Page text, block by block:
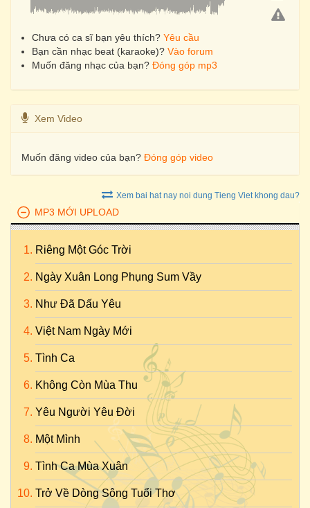
Chưa có ca sĩ bạn yêu thích? Yêu cầu
Bạn cần nhạc beat (karaoke)? Vào forum
Muốn đăng nhạc của bạn? Đóng góp mp3
Xem Video
Muốn đăng video của bạn? Đóng góp video
Xem bai hat nay noi dung Tieng Viet khong dau?
MP3 MỚI UPLOAD
Riêng Một Góc Trời
Ngày Xuân Long Phụng Sum Vầy
Như Đã Dấu Yêu
Việt Nam Ngày Mới
Tình Ca
Không Còn Mùa Thu
Yêu Người Yêu Đời
Một Mình
Tình Ca Mùa Xuân
Trở Về Dòng Sông Tuổi Thơ